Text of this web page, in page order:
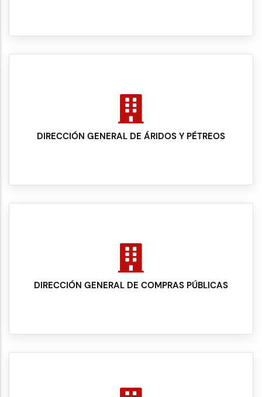
DIRECCIÓN GENERAL DE ÁRIDOS Y PÉTREOS
DIRECCIÓN GENERAL DE COMPRAS PÚBLICAS